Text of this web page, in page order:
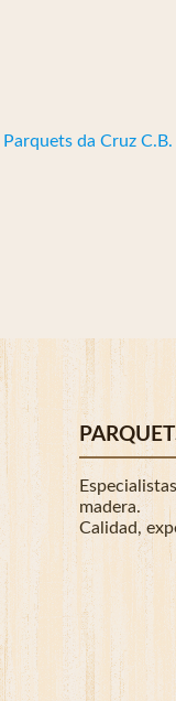
Parquets da Cruz
madera.
Calidad,